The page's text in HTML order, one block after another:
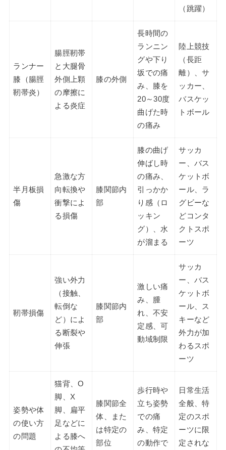
（跳躍）
ランナー
膝（腸脛
靭帯炎）
腸脛靭帯
と大腿骨
外側上顆
の摩擦に
よる炎症
膝の外側
長時間の
ランニン
グや下り
坂での痛
み、膝を
20～30度
曲げた時
の痛み
陸上競技
（長距
離）、サ
ッカー、
バスケッ
トボール
半月板損
傷
急激な方
向転換や
衝撃によ
る損傷
膝関節内
部
膝の曲げ
伸ばし時
の痛み、
引っかか
り感（ロ
ッキン
グ）、水
が溜まる
サッカ
ー、バス
ケットボ
ール、ラ
グビーな
どコンタ
クトスポ
ーツ
靭帯損傷
強い外力
（接触、
転倒な
ど）によ
る断裂や
伸張
膝関節内
部
激しい痛
み、腫
れ、不安
定感、可
動域制限
サッカ
ー、バス
ケットボ
ール、ス
キーなど
外力が加
わるスポ
ーツ
姿勢や体
の使い方
の問題
猫背、O
脚、X
脚、扁平
足などに
よる膝へ
膝関節全
体、また
は特定の
部位
歩行時や
立ち姿勢
での痛
み、特定
の動作で
日常生活
全般、特
定のスポ
ーツに限
定されな